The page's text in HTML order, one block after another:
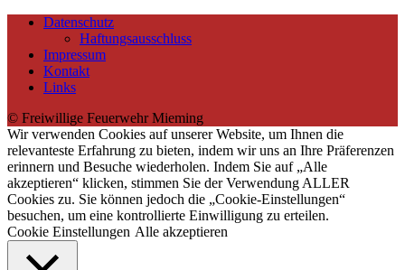
Datenschutz
Haftungsausschluss
Impressum
Kontakt
Links
© Freiwillige Feuerwehr Mieming
Wir verwenden Cookies auf unserer Website, um Ihnen die
relevanteste Erfahrung zu bieten, indem wir uns an Ihre Präferenzen
erinnern und Besuche wiederholen. Indem Sie auf „Alle
akzeptieren“ klicken, stimmen Sie der Verwendung ALLER
Cookies zu. Sie können jedoch die „Cookie-Einstellungen“
besuchen, um eine kontrollierte Einwilligung zu erteilen.
Cookie Einstellungen Alle akzeptieren